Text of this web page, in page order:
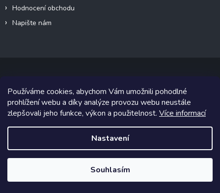
Používáme cookies, abychom Vám umožnili pohodlné
prohlížení webu a díky analýze provozu webu neustále
zlepšovali jeho funkce, výkon a použitelnost. Více informací
Nastavení
Souhlasím
Hodnocení obchodu
Napište nám
Copyright 2026Canalogy.cz. Všechna práva vyhrazena.
Grafický návrh vytvořil a na Shoptet implementoval Tomáš Hlad
Shoptetak.cz.